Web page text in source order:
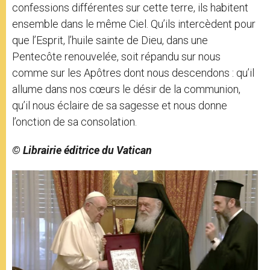
confessions différentes sur cette terre, ils habitent
ensemble dans le même Ciel. Qu’ils intercèdent pour
que l’Esprit, l’huile sainte de Dieu, dans une
Pentecôte renouvelée, soit répandu sur nous
comme sur les Apôtres dont nous descendons : qu’il
allume dans nos cœurs le désir de la communion,
qu’il nous éclaire de sa sagesse et nous donne
l’onction de sa consolation.
© Librairie éditrice du Vatican